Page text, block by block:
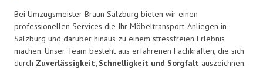
Bei Umzugsmeister Braun Salzburg bieten wir einen
professionellen Services die Ihr Möbeltransport-Anliegen in
Salzburg und darüber hinaus zu einem stressfreien Erlebnis
machen. Unser Team besteht aus erfahrenen Fachkräften, die sich
durch Zuverlässigkeit, Schnelligkeit und Sorgfalt auszeichnen.